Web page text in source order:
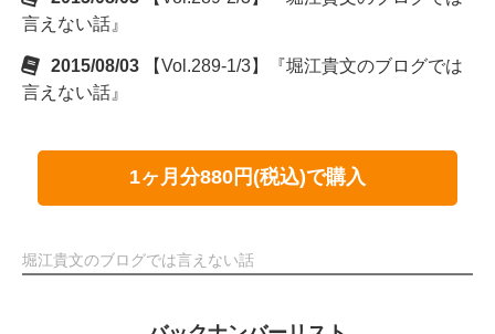
言えない話』
2015/08/03
【Vol.289-1/3】『堀江貴文のブログでは
言えない話』
1ヶ月分880円(税込)で購入
堀江貴文のブログでは言えない話